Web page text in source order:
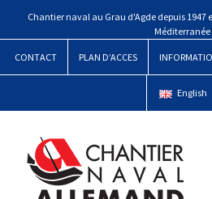
Chantier naval au Grau d'Agde depuis 1947
Méditerranée
CONTACT PLAN D’ACCES
English